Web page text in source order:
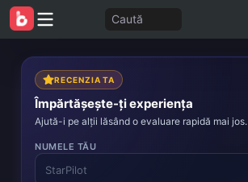
Caută
RECENZIA TA
Împărtășește-ți experiența
Ajută-i pe alții lăsând o evaluare rapidă mai jos.
NUMELE TĂU